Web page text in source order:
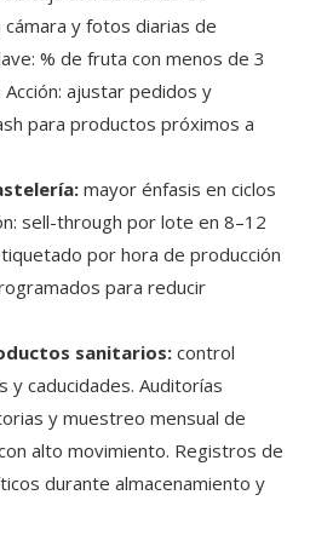
y fotos diarias de
% de fruta con menos de 3
ajustar pedidos y
para productos próximos a
mayor énfasis en ciclos
sell-through por lote en 8–12
por hora de producción
para reducir
sanitarios: control
caducidades. Auditorías
y muestreo mensual de
alto movimiento. Registros de
durante almacenamiento y